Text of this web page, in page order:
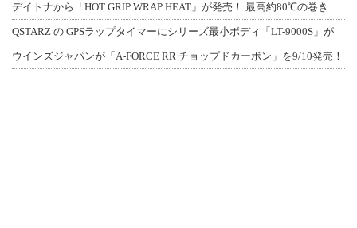
デイトナから「HOT GRIP WRAP HEAT」が発売！ 最高約80℃の巻き
QSTARZ の GPSラップタイマーにシリーズ最小ボディ「LT-9000S」が
ウインズジャパンが「A-FORCE RR チョップドカーボン」を9/10発売！